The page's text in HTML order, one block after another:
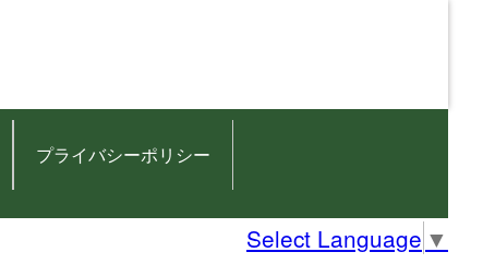
プライバシーポリシー
Select Language ▼